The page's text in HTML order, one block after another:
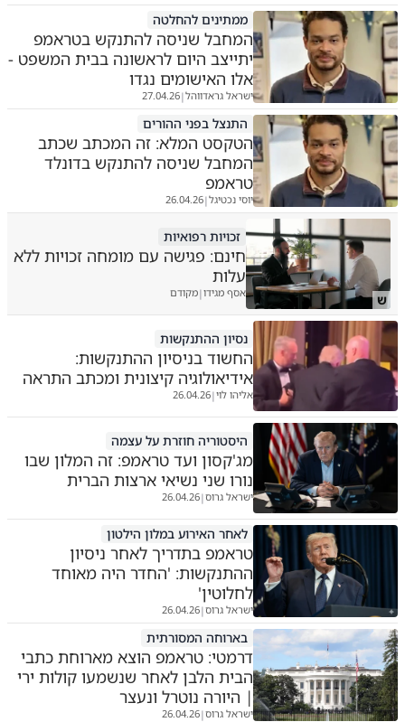
ממתינים להחלטה
המחבל שניסה להתנקש בטראמפ
יתייצב היום לראשונה בבית המשפט -
אלו האישומים נגדו
ישראל גראדווהל|
27.04.26
התנצל בפני ההורים
הטקסט המלא: זה המכתב שכתב
המחבל שניסה להתנקש בדונלד
טראמפ
יוסי נכטיגל|
26.04.26
ש
זכויות רפואיות
חינם: פגישה עם מומחה זכויות ללא
עלות
אסף מגידו|מקודם
נסיון ההתנקשות
החשוד בניסיון ההתנקשות:
אידיאולוגיה קיצונית ומכתב התראה
אליהו לוי|
26.04.26
היסטוריה חוזרת על עצמה
מג'קסון ועד טראמפ: זה המלון שבו
נורו שני נשיאי ארצות הברית
ישראל גרוס|
26.04.26
לאחר האירוע במלון הילטון
טראמפ בתדריך לאחר ניסיון
ההתנקשות: 'החדר היה מאוחד
לחלוטין'
ישראל גרוס|
26.04.26
בארוחה המסורתית
דרמטי: טראמפ הוצא מארוחת כתבי
הבית הלבן לאחר שנשמעו קולות ירי
| היורה נוטרל ונעצר
ישראל גרוס|
26.04.26